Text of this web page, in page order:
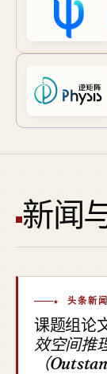
新闻
★ 头条新
课题组论
效空间推
（